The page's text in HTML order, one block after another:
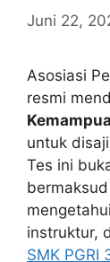
Juni 22,
Asosiasi
resmi
untuk
Tes ini
instruktur,
SMK PGRI